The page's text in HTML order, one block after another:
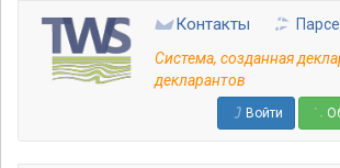
основному
содержанию
Контакты
Система, созданная
декларантов
Войти